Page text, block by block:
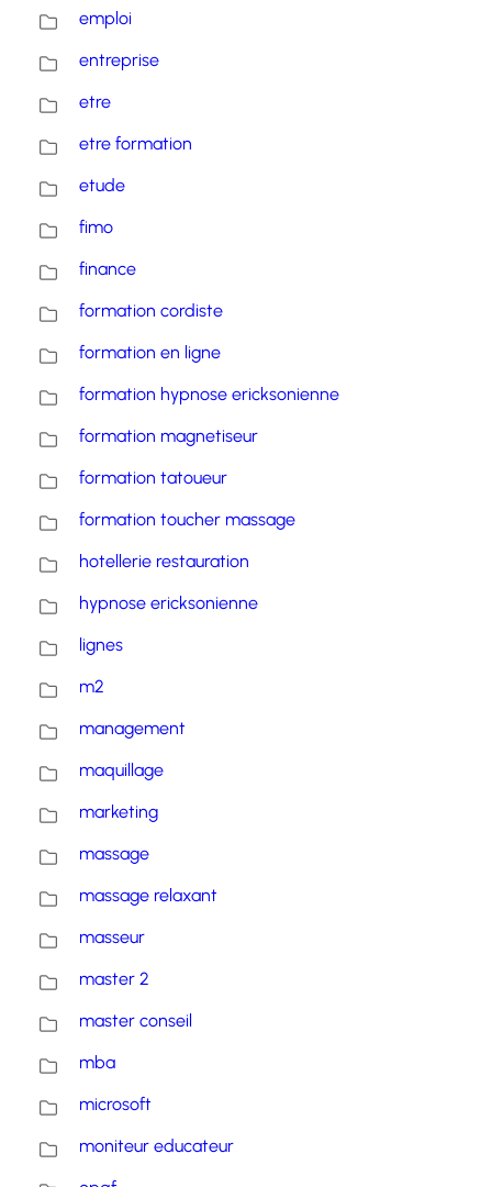
emploi
entreprise
etre
etre formation
etude
fimo
finance
formation cordiste
formation en ligne
formation hypnose ericksonienne
formation magnetiseur
formation tatoueur
formation toucher massage
hotellerie restauration
hypnose ericksonienne
lignes
m2
management
maquillage
marketing
massage
massage relaxant
masseur
master 2
master conseil
mba
microsoft
moniteur educateur